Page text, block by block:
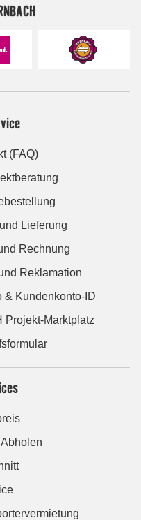
(FAQ)
Lieferung
Rechnung
Reklamation
& Kundenkonto-ID
Projekt-Marktplatz